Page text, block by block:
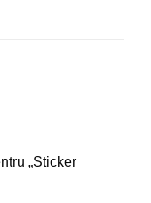
„Sticker